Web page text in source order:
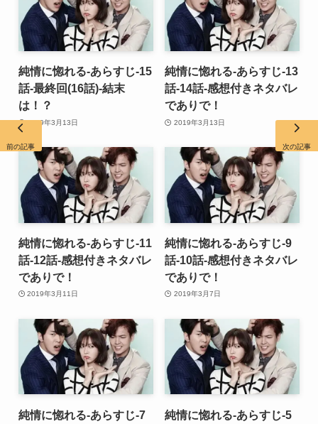
純情に惚れる-あらすじ-15
話-最終回(16話)-結末
は！？
2019年3月13日
純情に惚れる-あらすじ-13
話-14話-感想付きネタバレ
でありで！
2019年3月13日
純情に惚れる-あらすじ-11
話-12話-感想付きネタバレ
でありで！
2019年3月11日
純情に惚れる-あらすじ-9
話-10話-感想付きネタバレ
でありで！
2019年3月7日
純情に惚れる-あらすじ-7
純情に惚れる-あらすじ-5
前の記事 次の記事